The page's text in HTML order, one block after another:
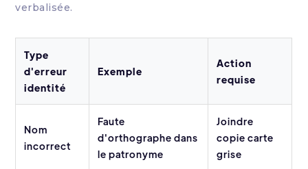
verbalisée.
Type
d'erreur
identité
Exemple
Action
requise
Nom
incorrect
Faute
d'orthographe dans
le patronyme
Joindre
copie carte
grise